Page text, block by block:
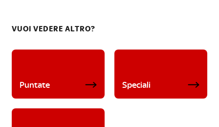
VUOI VEDERE ALTRO?
Puntate Speciali